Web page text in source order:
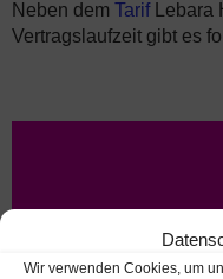
Wir verwenden Cookies, um
Neben dem TarifLebara
Vertragslaufzeit gibt es